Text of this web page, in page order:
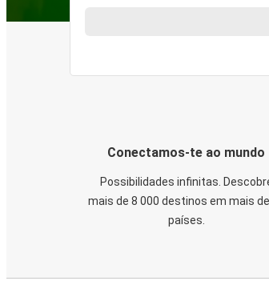
Conectamos-te ao mundo
Possibilidades infinitas.
mais de 8 000 destinos em mais
países.